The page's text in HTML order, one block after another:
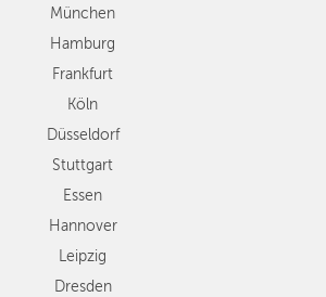
Stuttgart
Essen
Dresden
Nürnberg
Wien
Zürich
Andere
Regionen
München
Hamburg
Frankfurt
Köln
Düsseldorf
Stuttgart
Essen
Hannover
Leipzig
Dresden